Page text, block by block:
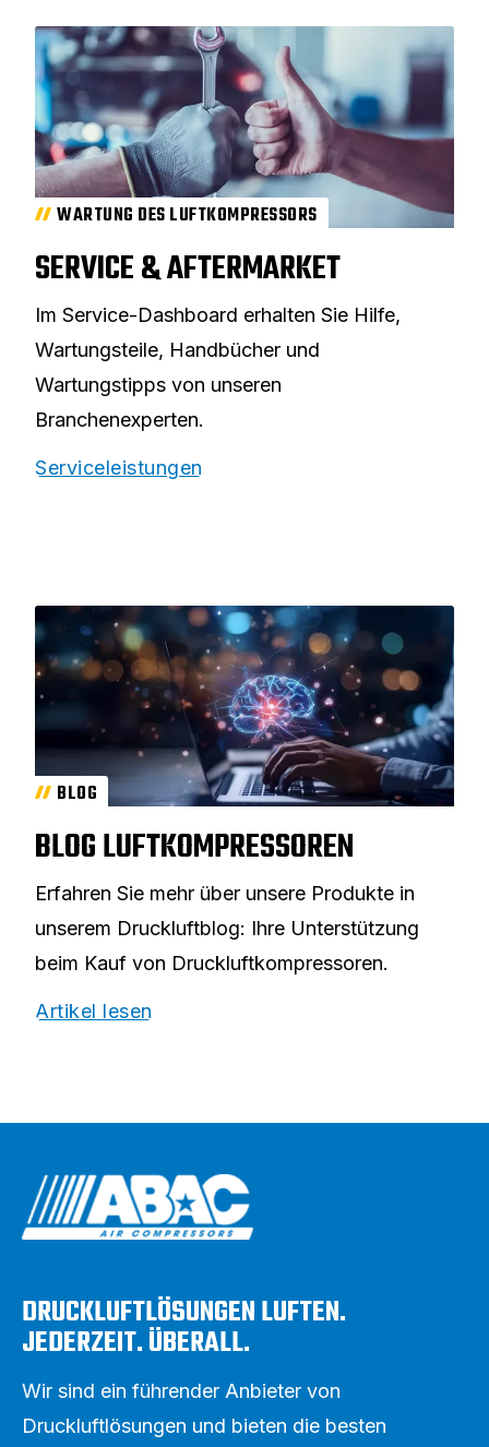
WARTUNG DES LUFTKOMPRESSORS
SERVICE & AFTERMARKET
Im Service-Dashboard erhalten Sie Hilfe,
Wartungsteile, Handbücher und
Wartungstipps von unseren
Branchenexperten.
Serviceleistungen
BLOG
BLOG LUFTKOMPRESSOREN
Erfahren Sie mehr über unsere Produkte in
unserem Druckluftblog: Ihre Unterstützung
beim Kauf von Druckluftkompressoren.
Artikel lesen
DRUCKLUFTLÖSUNGEN LUFTEN.
JEDERZEIT. ÜBERALL.
Wir sind ein führender Anbieter von
Druckluftlösungen und bieten die besten